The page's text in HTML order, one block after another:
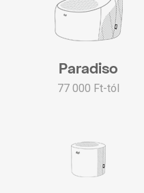
Paradiso
77 000 Ft-tól